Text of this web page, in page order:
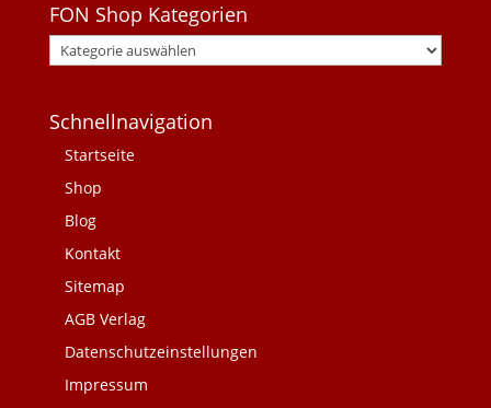
FON Shop Kategorien
Schnellnavigation
Startseite
Shop
Blog
Kontakt
Sitemap
AGB Verlag
Datenschutzeinstellungen
Impressum